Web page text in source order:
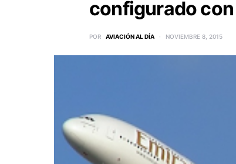
configurado
POR AVIACIÓN AL DÍA NOVIEMBRE 8, 2015